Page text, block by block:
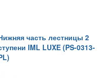
часть лестницы 2
IML LUXE (PS-0313-